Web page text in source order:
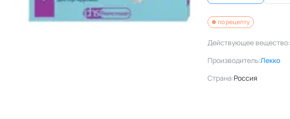
по рецепту
Действующее вещество:
Производитель:Лекко
Страна:Россия